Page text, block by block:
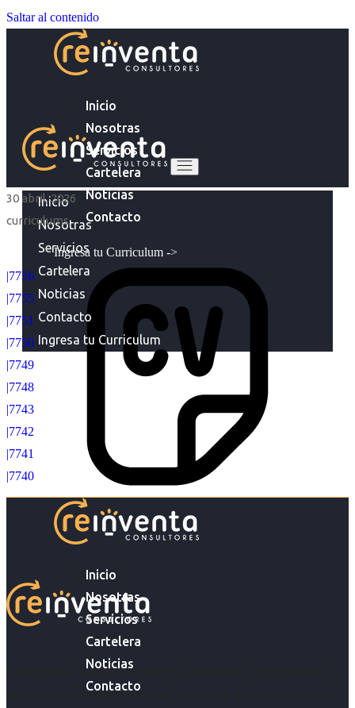
Saltar al contenido
Inicio
Nosotras
Servicios
Cartelera
Noticias
Contacto
Ingresa tu Curriculum ->
Inicio
Nosotras
Servicios
Cartelera
Noticias
Contacto
Inicio
Nosotras
Servicios
Cartelera
Noticias
Contacto
Ingresa tu Curriculum
30 abril, 2026
curriculums
|7756
|7755
|7751
|7750
|7749
|7748
|7743
|7742
|7741
|7740
Acompañar a empresas en su gestión de capital humano y
acompañar a personas en la búsqueda y encuentro de sus